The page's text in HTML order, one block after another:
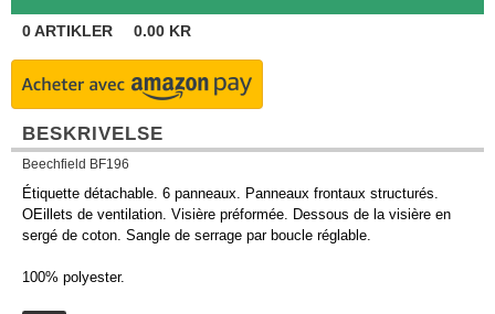
0ARTIKLER 0.00 KR
BESKRIVELSE
Beechfield BF196
Étiquette détachable. 6 panneaux. Panneaux frontaux structurés.
OEillets de ventilation. Visière préformée. Dessous de la visière en
sergé de coton. Sangle de serrage par boucle réglable.
100% polyester.